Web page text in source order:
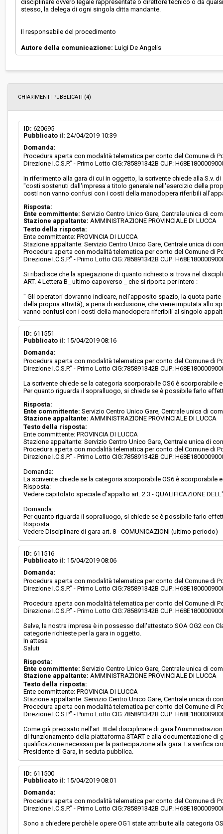
disciplinare ovvero legale rappresentate o direttore tecnico o da
stesso, la delega di ogni singola ditta mandante.
Il responsabile del procedimento
Autore della comunicazione: Luigi De Angelis
CHIARIMENTI PUBBLICATI (4)
ID: 620695
Pubblicato il: 24/04/2019 10:39
Domanda:
Procedura aperta con modalità telematica per conto del Comune di
Direzione I.C.S.P.” - Primo Lotto CIG:785891342B CUP:
In riferimento alla gara di cui in oggetto, la scrivente chiede alla S.v.
"costi sostenuti dall'impresa a titolo generale nell'esercizio della
costi non vanno confusi con i costi della manodopera riferibili
Risposta:
Ente committente: Servizio Centro Unico Gare, Centrale unica di
Stazione appaltante: AMMINISTRAZIONE PROVINCIALE DI LUCCA
Testo della risposta:
Ente committente: PROVINCIA DI LUCCA
Stazione appaltante: Servizio Centro Unico Gare, Centrale unica di
Procedura aperta con modalità telematica per conto del Comune di
Direzione I.C.S.P.” - Primo Lotto CIG:785891342B CUP:
Si ribadisce che la spiegazione di quanto richiesto si trova nel
ART. 4 Lettera B_ ultimo capoverso _ che si riporta per intero :
" Gli operatori dovranno indicare, nell'apposito spazio, la quota
della propria attività), a pena di esclusione, che viene imputata allo
vanno confusi con i costi della manodopera riferibili al singolo
ID: 611551
Pubblicato il: 15/04/2019 08:16
Domanda:
Procedura aperta con modalità telematica per conto del Comune di
Direzione I.C.S.P.” - Primo Lotto CIG:785891342B CUP:
La scrivente chiede se la categoria scorporabile OS6 è scorporabile
Per quanto riguarda il sopralluogo, si chiede se è possibile farlo
Risposta:
Ente committente: Servizio Centro Unico Gare, Centrale unica di
Stazione appaltante: AMMINISTRAZIONE PROVINCIALE DI LUCCA
Testo della risposta:
Ente committente: PROVINCIA DI LUCCA
Stazione appaltante: Servizio Centro Unico Gare, Centrale unica di
Procedura aperta con modalità telematica per conto del Comune di
Direzione I.C.S.P.” - Primo Lotto CIG:785891342B CUP:
Domanda:
La scrivente chiede se la categoria scorporabile OS6 è scorporabile
Risposta:
Vedere capitolato speciale d'appalto art. 2.3 - QUALIFICAZIONE
Domanda:
Per quanto riguarda il sopralluogo, si chiede se è possibile farlo
Risposta:
Vedere Disciplinare di gara art. 8 - COMUNICAZIONI (ultimo periodo)
ID: 611516
Pubblicato il: 15/04/2019 08:06
Domanda:
Procedura aperta con modalità telematica per conto del Comune di
Direzione I.C.S.P.” - Primo Lotto CIG:785891342B CUP:
Procedura aperta con modalità telematica per conto del Comune di
Direzione I.C.S.P.” - Primo Lotto CIG:785891342B CUP:
Salve, la nostra impresa è in possesso dell'attestato SOA OG2 con
categorie richieste per la gara in oggetto.
In attesa
Saluti
Risposta:
Ente committente: Servizio Centro Unico Gare, Centrale unica di
Stazione appaltante: AMMINISTRAZIONE PROVINCIALE DI LUCCA
Testo della risposta:
Ente committente: PROVINCIA DI LUCCA
Stazione appaltante: Servizio Centro Unico Gare, Centrale unica di
Procedura aperta con modalità telematica per conto del Comune di
Direzione I.C.S.P.” - Primo Lotto CIG:785891342B CUP:
Come già precisato nell'art. 8 del disciplinare di gara
di funzionamento della piattaforma START e alla documentazione
qualificazione necessari per la partecipazione alla gara. La verifica
Presidente di Gara, in seduta pubblica.
ID: 611500
Pubblicato il: 15/04/2019 08:01
Domanda:
Procedura aperta con modalità telematica per conto del Comune di
Direzione I.C.S.P.” - Primo Lotto CIG:785891342B CUP:
Sono a chiedere perchè le opere OG1 state attribuite alla categoria